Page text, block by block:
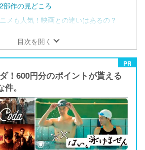
部作の見どころ
メも人気！映画との違いはあるの？
目次を開く
PR
！600円分のポイントが貰える
。